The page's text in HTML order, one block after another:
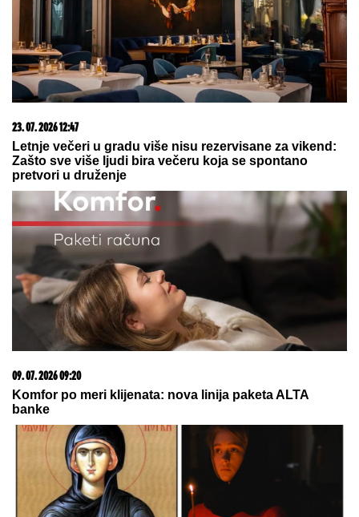
"Odlučili smo da se raziđemo" Zlata Petrović
razvezala o odnosu sa Pejom, o prevari je rekla
samo jedno
NIŠTA OD FINALA!Srbija dobila
lekciju na Evropskom prvenstvu!
"MNOGO SAM TUŽAN, POČIVAJ U
MIRU"Pevačica umrla nakon borbe
sa leukemijom, imala transplantaciju
koštane srži, pa se stanje pogoršalo:
Emir Habibović se oprostio
by Aklamator
08. 08. 2026 16:10
Zašto je važno ići na liturgiju: Nedeljom se porodica
okuplja pred Bogom